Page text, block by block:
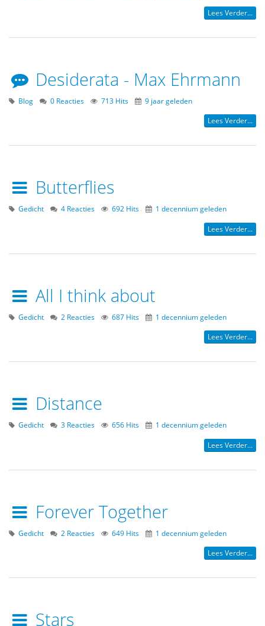
Lees Verder...
Desiderata - Max Ehrmann
Blog 0 Reacties 713 Hits 9 jaar geleden
Lees Verder...
Butterflies
Gedicht 4 Reacties 692 Hits 1 decennium geleden
Lees Verder...
All I think about
Gedicht 2 Reacties 687 Hits 1 decennium geleden
Lees Verder...
Distance
Gedicht 3 Reacties 656 Hits 1 decennium geleden
Lees Verder...
Forever Together
Gedicht 2 Reacties 649 Hits 1 decennium geleden
Lees Verder...
Stars